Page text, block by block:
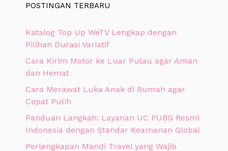
POSTINGAN TERBARU
Katalog Top Up WeTV Lengkap dengan
Pilihan Durasi Variatif
Cara Kirim Motor ke Luar Pulau agar Aman
dan Hemat
Cara Merawat Luka Anak di Rumah agar
Cepat Pulih
Panduan Langkah: Layanan UC PUBG Resmi
Indonesia dengan Standar Keamanan Global
Perlengkapan Mandi Travel yang Wajib